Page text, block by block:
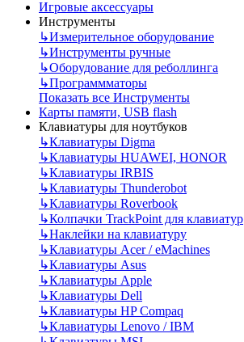
Игровые аксессуары
Инструменты
↳Измерительное оборудование
↳Инструменты ручные
↳Оборудование для реболлинга
↳Программматоры
Показать все Инструменты
Карты памяти, USB flash
Клавиатуры для ноутбуков
↳Клавиатуры Digma
↳Клавиатуры HUAWEI, HONOR
↳Клавиатуры IRBIS
↳Клавиатуры Thunderobot
↳Клавиатуры Roverbook
↳Колпачки TrackPoint для клавиатур
↳Наклейки на клавиатуру
↳Клавиатуры Acer / eMachines
↳Клавиатуры Asus
↳Клавиатуры Apple
↳Клавиатуры Dell
↳Клавиатуры HP Compaq
↳Клавиатуры Lenovo / IBM